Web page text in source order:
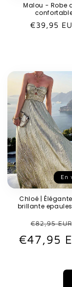
Malou - Robe
Prix
€39,95
En
Chloé |
brillante
Prix
€82,95 EUR
€47,95